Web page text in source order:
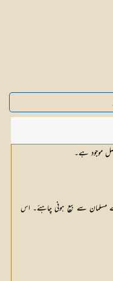
موجود ہے۔
مسلمان سے بیع ہونی چاہئے۔ اس